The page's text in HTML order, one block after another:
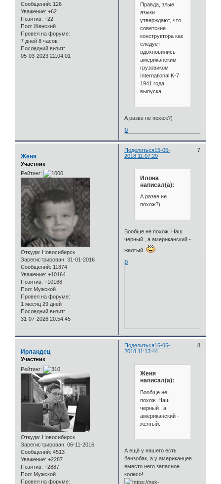
Сообщений: 126
Уважение: +62
Позитив: +22
Пол: Женский
Провел на форуме:
7 дней 8 часов
Последний визит:
05-03-2023 22:04:01
Правда, злые
языки
утверждают, что
советские
конструктора как
следует
вдохновились
американским
грузовиком
International K-7
1941 года
выпуска.
А разве не похож?)
0
Поделиться 7
15-05-
2018 11:07:29
Женя
Участник
Рейтинг:
Откуда: Новосибирск
Зарегистрирован: 31-01-2016
Сообщений: 11874
Уважение: +10164
Позитив: +10168
Пол: Мужской
Провел на форуме:
1 месяц 29 дней
Последний визит:
31-07-2026 20:54:45
Илона
написал(а):
А разве не
похож?)
Вообще не похож. Наш
черный , а американский -
желтый.
0
Поделиться 8
15-05-
2018 11:13:44
Ирландец
Участник
Рейтинг:
Откуда: Новосибирск
Зарегистрирован: 06-11-2016
Сообщений: 4513
Уважение: +2287
Позитив: +2887
Пол: Мужской
Провел на форуме:
Женя
написал(а):
Вообще не
похож. Наш
черный , а
американский -
желтый.
А ещё у нашего есть
бензобак, а у американцев
вместо него запасное
колесо!